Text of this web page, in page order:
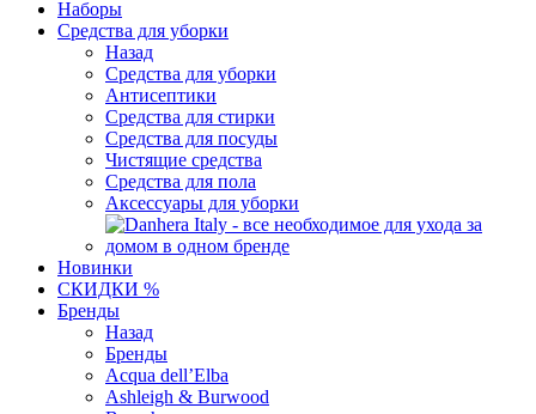
Наборы
Средства для уборки
Назад
Средства для уборки
Антисептики
Средства для стирки
Средства для посуды
Чистящие средства
Средства для пола
Аксессуары для уборки
Новинки
СКИДКИ %
Бренды
Назад
Бренды
Acqua dell’Elba
Ashleigh & Burwood